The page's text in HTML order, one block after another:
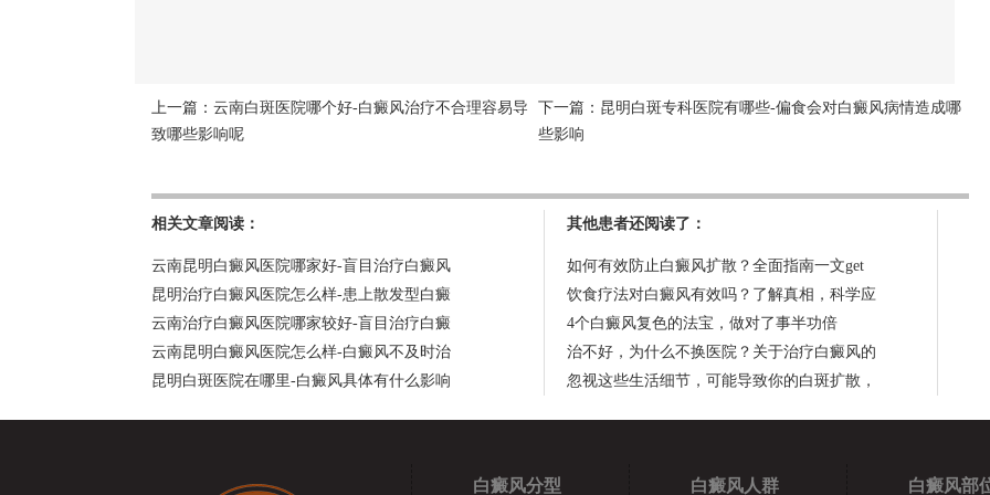
上一篇： 云南白斑医院哪个好-白癜风治疗不合理容易导
致哪些影响呢
下一篇： 昆明白斑专科医院有哪些-偏食会对白癜风病情造成哪
些影响
相关文章阅读：
云南昆明白癜风医院哪家好-盲目治疗白癜风
昆明治疗白癜风医院怎么样-患上散发型白癜
云南治疗白癜风医院哪家较好-盲目治疗白癜
云南昆明白癜风医院怎么样-白癜风不及时治
昆明白斑医院在哪里-白癜风具体有什么影响
其他患者还阅读了：
如何有效防止白癜风扩散？全面指南一文get
饮食疗法对白癜风有效吗？了解真相，科学应
4个白癜风复色的法宝，做对了事半功倍
治不好，为什么不换医院？关于治疗白癜风的
忽视这些生活细节，可能导致你的白斑扩散，
白癜风分型 白癜风人群 白癜风部